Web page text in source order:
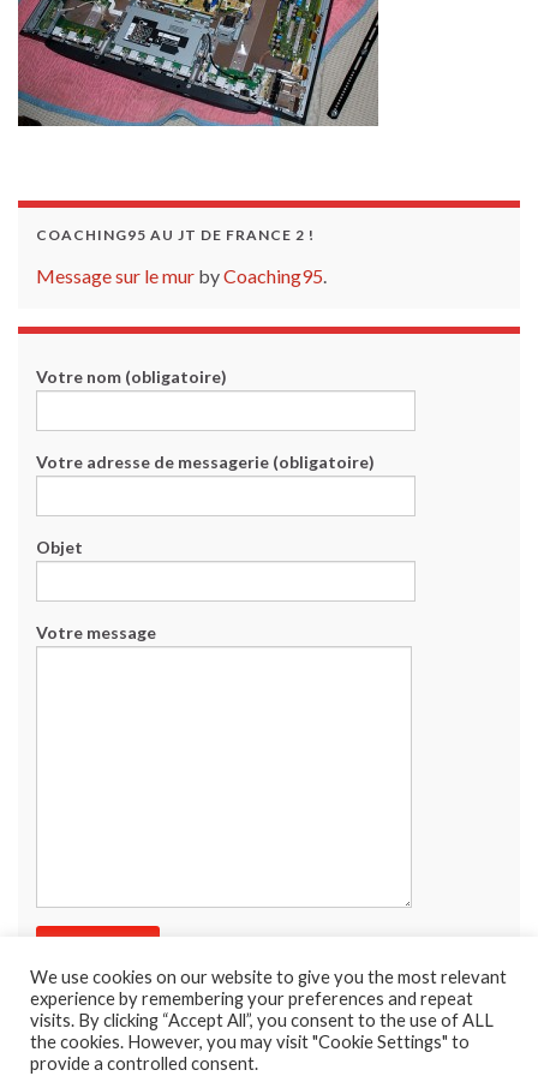
COACHING95 AU JT DE FRANCE 2 !
Message sur le mur byCoaching95.
Votre nom (obligatoire)
Votre adresse de messagerie (obligatoire)
Objet
Votre message
We use cookies on our website to give you the most relevant
experience by remembering your preferences and repeat
visits. By clicking “Accept All”, you consent to the use of ALL
the cookies. However, you may visit "Cookie Settings" to
provide a controlled consent.